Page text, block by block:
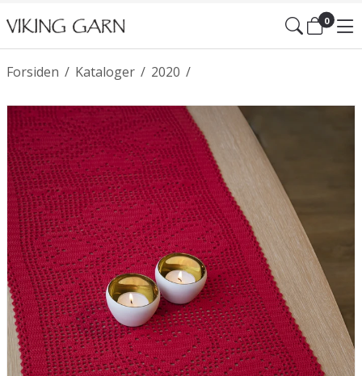
0
/
Forsiden /
Kataloger /
2020